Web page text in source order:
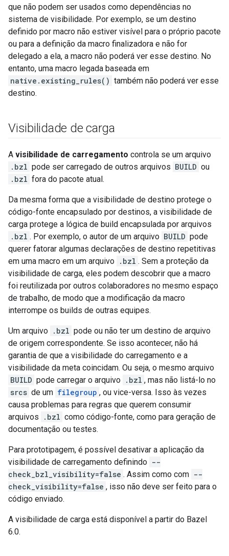
que não podem ser usados como dependências no
sistema de visibilidade. Por exemplo, se um destino
definido por macro não estiver visível para o próprio pacote
ou para a definição da macro finalizadora e não for
delegado a ela, a macro não poderá ver esse destino. No
entanto, uma macro legada baseada em
native.existing_rules() também não poderá ver esse
destino.
Visibilidade de carga
A visibilidade de carregamento controla se um arquivo
.bzl pode ser carregado de outros arquivos BUILD ou
.bzl fora do pacote atual.
Da mesma forma que a visibilidade de destino protege o
código-fonte encapsulado por destinos, a visibilidade de
carga protege a lógica de build encapsulada por arquivos
.bzl . Por exemplo, o autor de um arquivo BUILD pode
querer fatorar algumas declarações de destino repetitivas
em uma macro em um arquivo .bzl . Sem a proteção da
visibilidade de carga, eles podem descobrir que a macro
foi reutilizada por outros colaboradores no mesmo espaço
de trabalho, de modo que a modificação da macro
interrompe os builds de outras equipes.
Um arquivo .bzl pode ou não ter um destino de arquivo
de origem correspondente. Se isso acontecer, não há
garantia de que a visibilidade do carregamento e a
visibilidade da meta coincidam. Ou seja, o mesmo arquivo
BUILD pode carregar o arquivo .bzl , mas não listá-lo no
srcs de um filegroup , ou vice-versa. Isso às vezes
causa problemas para regras que querem consumir
arquivos
.bzl como código-fonte, como para geração de
documentação ou testes.
Para prototipagem, é possível desativar a aplicação da
visibilidade de carregamento definindo --
check_bzl_visibility=false . Assim como com --
check_visibility=false , isso não deve ser feito para o
código enviado.
A visibilidade de carga está disponível a partir do Bazel
6.0.